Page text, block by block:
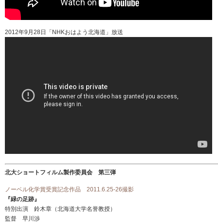
2012年9月28日「NHKおはよう北海道」放送
北大ショートフィルム製作委員会 第三弾
ノーベル化学賞受賞記念作品 2011.6.25-26撮影
『緑の足跡』
特別出演 鈴木章（北海道大学名誉教授）
監督 早川渉